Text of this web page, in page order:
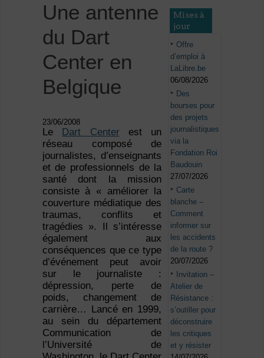
Une antenne
du Dart
Center en
Belgique
23/06/2008
Le Dart Center est un
réseau composé de
journalistes, d’enseignants
et de professionnels de la
santé dont la mission
consiste à « améliorer la
couverture médiatique des
traumas, conflits et
tragédies ». Il s’intéresse
également aux
conséquences que ce type
d’événement peut avoir
sur le journaliste :
dépression, perte de
poids, changement de
carrière… Lancé en 1999,
au sein du département
Communication de
l’Université de
Mises à
jour
Offre
d’emploi à
LaLibre.be
06/08/2026
Des
bourses pour
des projets
journalistiques
via la
Fondation Roi
Baudouin
27/07/2026
Carte
blanche –
Comment
informer sur
les accidents
de la route ?
20/07/2026
Invitation –
Atelier de
Résistance :
s’outiller pour
déconstruire
les critiques
et y résister